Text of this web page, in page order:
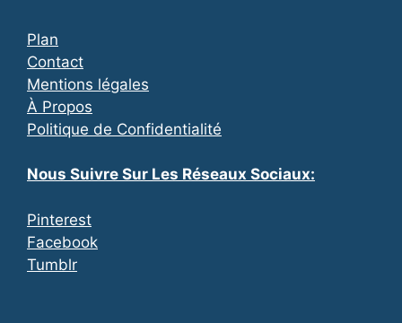
Plan
Contact
Mentions légales
À Propos
Politique de Confidentialité
Nous Suivre Sur Les Réseaux Sociaux:
Pinterest
Facebook
Tumblr